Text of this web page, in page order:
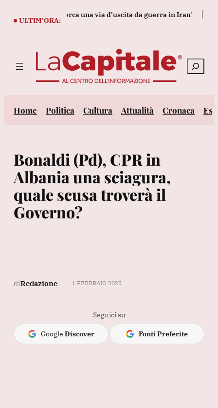
ULTIM’ORA:
maggiori Usa cerca una via d'uscita da guerra in Iran'
Cerca
Home Politica Cultura Attualità Cronaca
Bonaldi (Pd), CPR in
Albania una sciagura,
quale scusa troverà il
Governo?
diRedazione 1 FEBBRAIO 2025
Seguici su
Google Discover Fonti Preferite